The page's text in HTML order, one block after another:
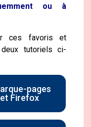
ou à
ces favoris et
tutoriels ci-
pages
Firefox